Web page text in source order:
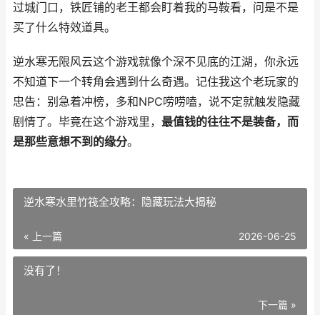
过城门口，铁匠铺的老王都会盯着我的马鞍看，问是不是
买了什么特效道具。
逆水寒无限风云这个游戏就像个深不见底的江湖，你永远
不知道下一个转角会遇到什么奇遇。记住我这个老玩家的
忠告：别急着冲榜，多和NPC唠唠嗑，说不定就触发隐藏
剧情了。毕竟在这个游戏里， 最值钱的往往不是装备，而
是那些意想不到的缘分。
逆水寒水里竹筏全攻略：隐藏玩法大揭秘
« 上一篇 2026-06-25
没有了！
下一篇 »